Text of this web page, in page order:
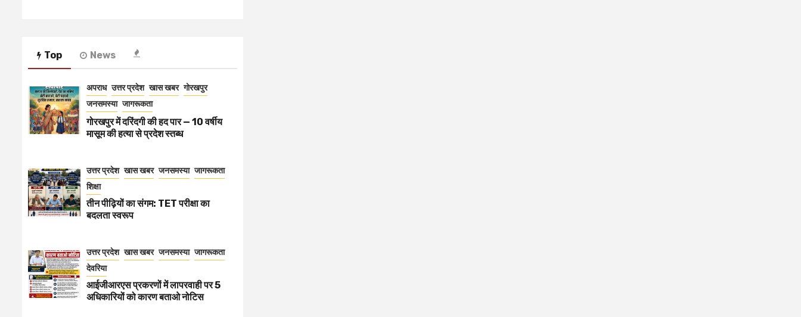
Top News
अपराध उत्तर प्रदेश खास खबर गोरखपुर
जनसमस्या जागरूकता
गोरखपुर में दरिंदगी की हद पार — 10 वर्षीय
मासूम की हत्या से प्रदेश स्तब्ध
उत्तर प्रदेश खास खबर जनसमस्या जागरूकता
शिक्षा
तीन पीढ़ियों का संगम: TET परीक्षा का
बदलता स्वरूप
उत्तर प्रदेश खास खबर जनसमस्या जागरूकता
देवरिया
आईजीआरएस प्रकरणों में लापरवाही पर 5
अधिकारियों को कारण बताओ नोटिस